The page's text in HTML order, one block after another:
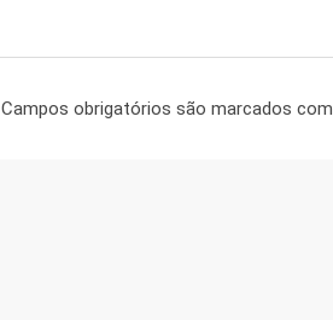
Campos obrigatórios são marcados com